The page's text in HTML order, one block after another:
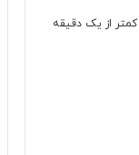
کمتر از یک دقیقه